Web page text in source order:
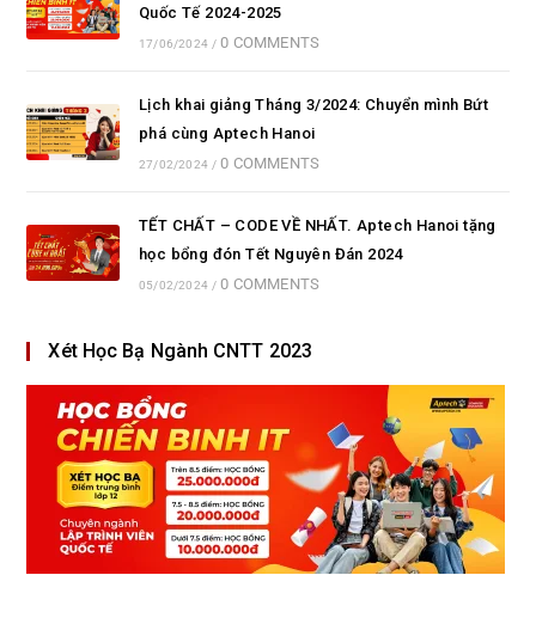
Quốc Tế 2024-2025
17/06/2024 / 0 COMMENTS
Lịch khai giảng Tháng 3/2024: Chuyển mình Bứt
phá cùng Aptech Hanoi
27/02/2024 / 0 COMMENTS
TẾT CHẤT – CODE VỀ NHẤT. Aptech Hanoi tặng
học bổng đón Tết Nguyên Đán 2024
05/02/2024 / 0 COMMENTS
Xét Học Bạ Ngành CNTT 2023